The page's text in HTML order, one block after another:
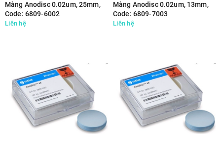
Màng Anodisc 0.02um, 25mm,
Code: 6809-6002
Liên hệ
Màng Anodisc 0.02um, 13mm,
Code: 6809-7003
Liên hệ